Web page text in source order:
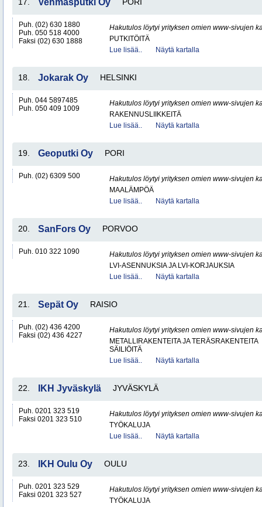
Vehmasputki Oy
Puh. (02) 630 1880
Puh. 050 518 4000
Faksi (02) 630 1888
Hakutulos löytyi yrityksen omien www-sivujen
PUTKITÖITÄ
Lue lisää..
Näytä kartalla
18. Jokarak Oy HELSINKI
Puh. 044 5897485
Puh. 050 409 1009
Hakutulos löytyi yrityksen omien www-sivujen
RAKENNUSLIIKKEITÄ
Lue lisää..
Näytä kartalla
19. Geoputki Oy PORI
Puh. (02) 6309 500
Hakutulos löytyi yrityksen omien www-sivujen
MAALÄMPÖÄ
Lue lisää..
Näytä kartalla
20. SanFors Oy PORVOO
Puh. 010 322 1090
Hakutulos löytyi yrityksen omien www-sivujen
LVI-ASENNUKSIA JA LVI-KORJAUKSIA
Lue lisää..
Näytä kartalla
21. Sepät Oy RAISIO
Puh. (02) 436 4200
Faksi (02) 436 4227
Hakutulos löytyi yrityksen omien www-sivujen
METALLIRAKENTEITA JA TERÄSRAKENTEITA
SÄILIÖITÄ
Lue lisää..
Näytä kartalla
22. IKH Jyväskylä JYVÄSKYLÄ
Puh. 0201 323 519
Faksi 0201 323 510
Hakutulos löytyi yrityksen omien www-sivujen
TYÖKALUJA
Lue lisää..
Näytä kartalla
23. IKH Oulu Oy OULU
Puh. 0201 323 529
Faksi 0201 323 527
Hakutulos löytyi yrityksen omien www-sivujen
TYÖKALUJA